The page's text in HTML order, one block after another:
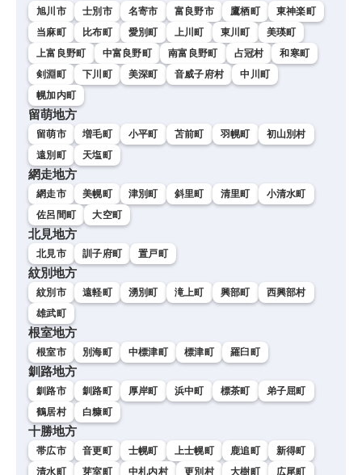
旭川市 士別市 名寄市 富良野市 鷹栖町
東神楽町
当麻町
比布町 愛別町 上川町 東川町
美瑛町
上富良野町
中富良野町 南富良野町 占冠村
和寒町
剣淵町
下川町 美深町 音威子府村
中川町
幌加内町
留萌地方
留萌市 増毛町 小平町 苫前町 羽幌町
初山別村
遠別町
天塩町
網走地方
網走市 美幌町 津別町 斜里町 清里町
小清水町
佐呂間町
大空町
北見地方
北見市 訓子府町 置戸町
紋別地方
紋別市 遠軽町 湧別町 滝上町 興部町
西興部村
雄武町
根室地方
根室市 別海町 中標津町 標津町 羅臼町
釧路地方
釧路市 釧路町 厚岸町 浜中町 標茶町
弟子屈町
鶴居村
白糠町
十勝地方
帯広市 音更町 士幌町 上士幌町 鹿追町
新得町
清水町
芽室町 中札内村 更別村 大樹町 広尾町